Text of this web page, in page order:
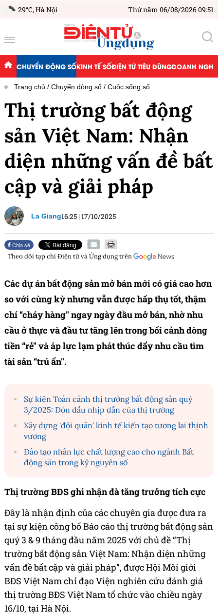
29°C,Hà Nội Thứ năm 06/08/2026 09:51
CHUYỂN ĐỘNG SỐKINH TẾ SỐĐIỆN TỬ TIÊU DÙNGDOANH
Trang chủ Chuyển động số Cuộc sống số
Thị trường bất động
sản Việt Nam: Nhận
diện những vấn đề bất
cập và giải pháp
La Giang16:25 |17/10/2025
Chia sẻ
Theo dõi tạp chíĐiện tử và Ứng dụngtrên
Các dự án bất động sản mở bán mới có giá cao hơn
so với cùng kỳ nhưng vẫn được hấp thụ tốt, thậm
chí “cháy hàng" ngay ngày đầu mở bán, nhờ nhu
cầu ở thực và đầu tư tăng lên trong bối cảnh dòng
tiền “rẻ" và áp lực lạm phát thúc đẩy nhu cầu tìm
tài sản “trú ẩn".
Sự kiện Toàn cảnh thị trường bất động sản quý
3/2025: Đón đầu nhịp dẫn của thị trường
Xây dựng 'đội quân' kinh tế kiến tạo tương lai thịnh
vượng
Đào tạo nhân lực chất lượng cao cho ngành Bất
động sản trong kỷ nguyên số
Thị trường BĐS ghi nhận đà tăng trưởng tích cực
Đây là nhận định của các chuyên gia được đưa ra
tại sự kiện công bố Báo cáo thị trường bất động sản
quý 3 & 9 tháng đầu năm 2025 với chủ đề “Thị
trường bất động sản Việt Nam: Nhận diện những
vấn đề bất cập và giải pháp”, được Hội Môi giới
BĐS Việt Nam chỉ đạo Viện nghiên cứu đánh giá
thị trường BĐS Việt Nam tổ chức vào chiều ngày
16/10, tại Hà Nội.